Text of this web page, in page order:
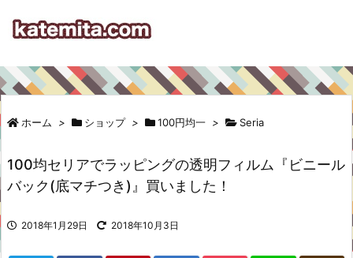
ホーム > ショップ > 100円均一 > Seria
100均セリアでラッピングの透明フィルム『ビニール
バック(底マチつき)』買いました！
2018年1月29日 2018年10月3日